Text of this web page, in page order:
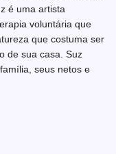
é uma artista
voluntária que
que costuma ser
de sua casa. Suz
seus netos e